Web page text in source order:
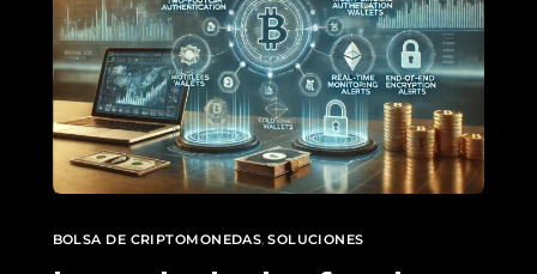
BOLSA DE CRIPTOMONEDAS,SOLUCIONES